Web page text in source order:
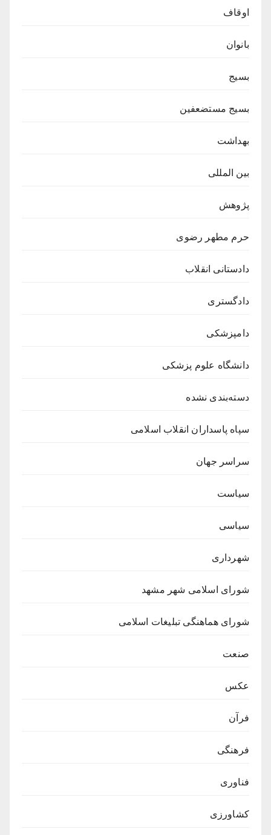
اوقاف
بانوان
بسیج
بسیج مستضعفین
بهداشت
بین المللی
پژوهش
حرم مطهر رضوی
دادستانی انقلاب
دادگستری
دامپزشکی
دانشگاه علوم پزشکی
دسته‌بندی نشده
سپاه پاسداران انقلاب اسلامی
سراسر جهان
سیاست
سیاسی
شهرداری
شورای اسلامی شهر مشهد
شورای هماهنگی تبلیغات اسلامی
صنعت
عکس
فرآن
فرهنگی
فناوری
کشاورزی